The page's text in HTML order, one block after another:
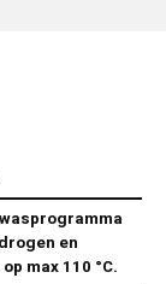
en
max 110 °C.